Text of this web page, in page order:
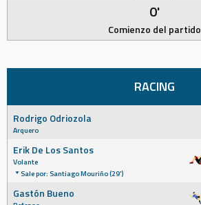
0'
Comienzo del partido
RACING
Rodrigo Odriozola
Arquero
Erik De Los Santos
Volante
Sale por: Santiago Mouriño (29')
Gastón Bueno